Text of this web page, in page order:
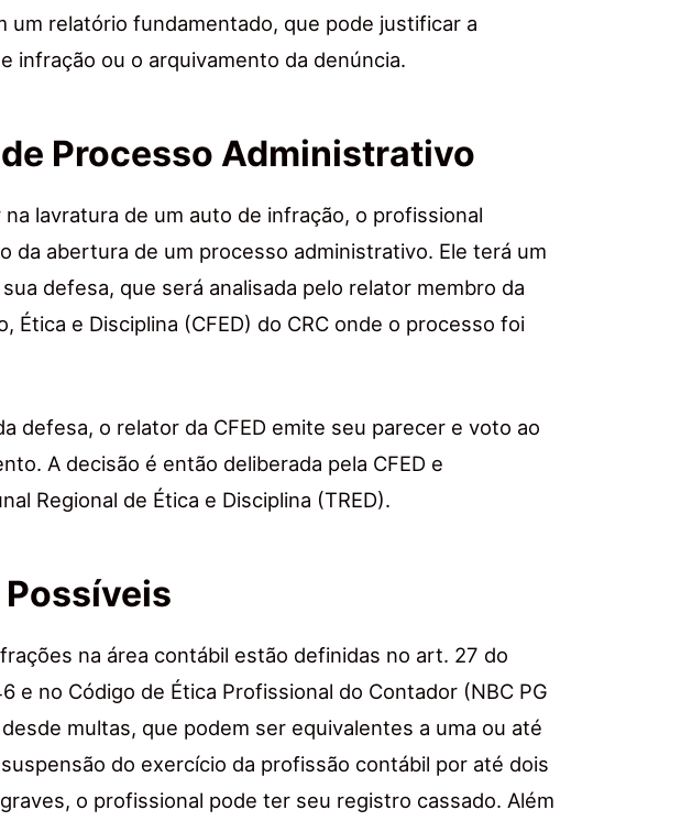
um relatório fundamentado, que pode justificar a
infração ou o arquivamento da denúncia.
Processo Administrativo
lavratura de um auto de infração, o profissional
da abertura de um processo administrativo. Ele terá um
defesa, que será analisada pelo relator membro da
Ética e Disciplina (CFED) do CRC onde o processo foi
defesa, o relator da CFED emite seu parecer e voto ao
A decisão é então deliberada pela CFED e
Regional de Ética e Disciplina (TRED).
na área contábil estão definidas no art. 27 do
e no Código de Ética Profissional do Contador (NBC PG
multas, que podem ser equivalentes a uma ou até
do exercício da profissão contábil por até dois
o profissional pode ter seu registro cassado. Além